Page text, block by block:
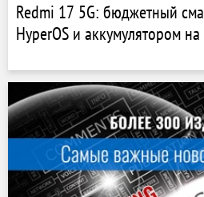
Redmi 17 5G: бюджетный
HyperOS и аккумулятором